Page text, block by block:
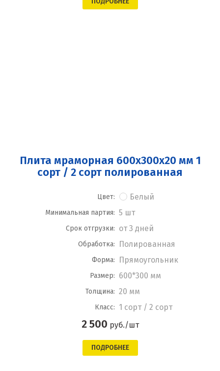
Плита мраморная 600x300x20 мм 1
сорт / 2 сорт полированная
Цвет: Белый
Минимальная партия: 5 шт
Срок отгрузки: от 3 дней
Обработка: Полированная
Форма: Прямоугольник
Размер: 600*300 мм
Толщина: 20 мм
Класс: 1 сорт / 2 сорт
2 500 руб./шт
ПОДРОБНЕЕ